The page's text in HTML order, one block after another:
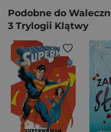
Podobne do
3 Trylogii Klątwy